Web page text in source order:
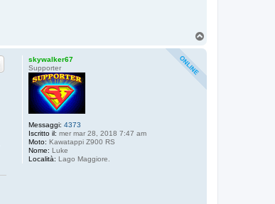
skywalker67
Supporter
Messaggi: 4373
Iscritto il: mer mar 28, 2018 7:47 am
Moto: Kawatappi Z900 RS
Nome: Luke
Località: Lago Maggiore.